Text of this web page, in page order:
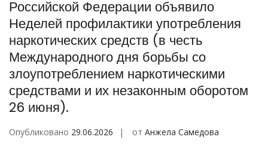
Российской Федерации объявило
Неделей профилактики употребления
наркотических средств (в честь
Международного дня борьбы со
злоупотреблением наркотическими
средствами и их незаконным оборотом
26 июня).
Опубликовано 29.06.2026 от Анжела Самедова